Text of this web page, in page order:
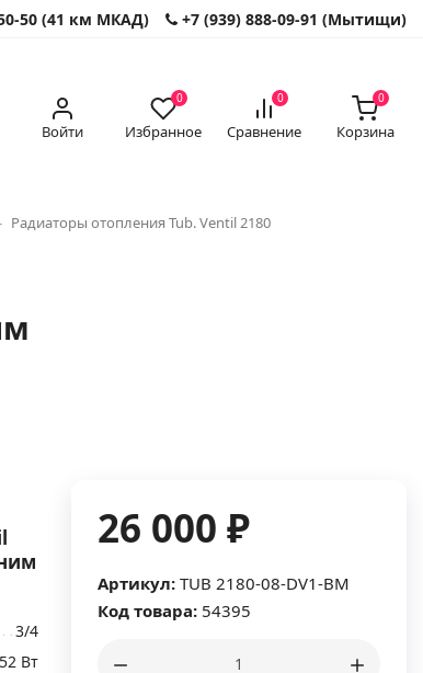
50 (41 км МКАД) +7 (939) 888-09-91 (Мытищи)
Войти
0
Избранное
0
Сравнение
0
Корзина
Радиаторы отопления Tub. Ventil 2180
26 000 ₽
Артикул: TUB 2180-08-DV1-BM
Код товара: 54395
3/4
Вт